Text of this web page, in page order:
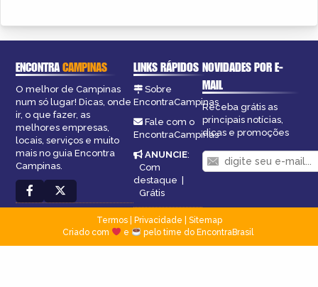
ENCONTRACAMPINAS
O melhor de Campinas
num só lugar! Dicas, onde
ir, o que fazer, as
melhores empresas,
locais, serviços e muito
mais no guia Encontra
Campinas.
LINKS RÁPIDOS
Sobre
EncontraCampinas
Fale com o
EncontraCampinas
ANUNCIE:
Com
destaque |
Grátis
NOVIDADES POR E-
MAIL
Receba grátis as
principais notícias,
dicas e promoções
Termos| Privacidade
Sitemap
Criado com
e pelo time do EncontraBrasil